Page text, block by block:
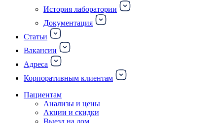
История лаборатории
Документация
Статьи
Вакансии
Адреса
Корпоративным клиентам
Пациентам
Анализы и цены
Акции и скидки
Выезд на дом